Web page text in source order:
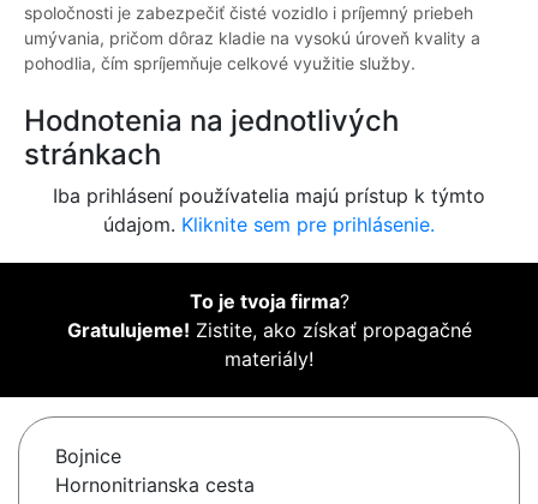
spoločnosti je zabezpečiť čisté vozidlo i príjemný priebeh
umývania, pričom dôraz kladie na vysokú úroveň kvality a
pohodlia, čím spríjemňuje celkové využitie služby.
Hodnotenia na jednotlivých
stránkach
Iba prihlásení používatelia majú prístup k týmto
údajom. Kliknite sem pre prihlásenie.
To je tvoja firma?
Gratulujeme! Zistite, ako získať propagačné
materiály!
Bojnice
Hornonitrianska cesta